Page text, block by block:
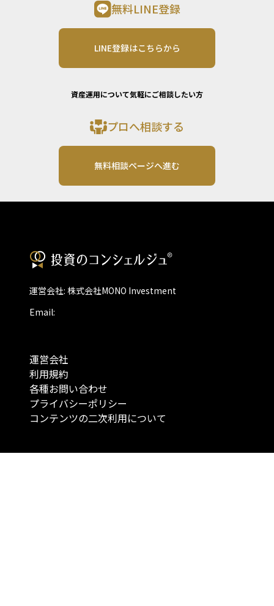
無料LINE登録
LINE登録はこちらから
資産運用について気軽にご相談したい方
プロへ相談する
無料相談ページへ進む
運営会社: 株式会社MONO Investment
Email:
運営会社
利用規約
各種お問い合わせ
プライバシーポリシー
コンテンツの二次利用について